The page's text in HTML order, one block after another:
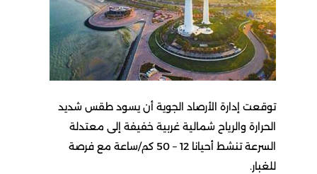
توقعت إدارة الأرصاد الجوية أن يسود طقس شديد
الحرارة والرياح شمالية غربية خفيفة إلى معتدلة
السرعة تنشط أحيانا 12 – 50 كم/ساعة مع فرصة
للغبار.